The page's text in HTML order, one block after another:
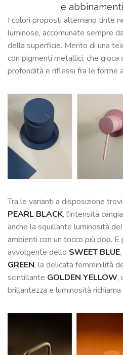
e
I colori proposti alternano tinte
luminose, accomunate sempre
della superficie. Merito di una
con pigmenti metallici, che gioca
profondità e riflessi fra le forme
Tra le varianti a disposizione
PEARL BLACK, l’intensità
anche la squillante luminosità del
ambienti con un tocco più pop. E
avvolgente dello SWEET BLUE
GREEN, la delicata femminilità
scintillante GOLDEN YELLOW,
brillantezza e luminosità richiama